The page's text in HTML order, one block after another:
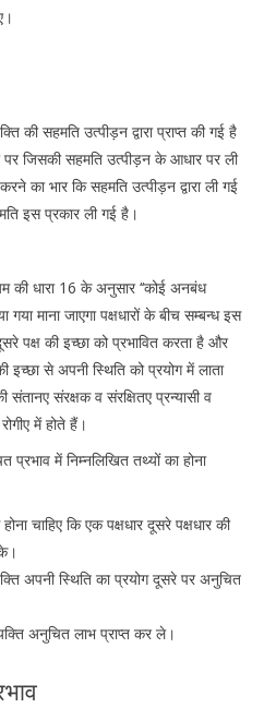
की सहमति उत्पीड़न द्वारा प्राप्त की गई है
जिसकी सहमति उत्पीड़न के आधार पर ली
का भार कि सहमति उत्पीड़न द्वारा ली गई
इस प्रकार ली गई है।
की धारा 16 के अनुसार ‘‘कोई अनबंध
गया माना जाएगा पक्षधारों के बीच सम्बन्ध इस
पक्ष की इच्छा को प्रभावित करता है और
इच्छा से अपनी स्थिति को प्रयोग में लाता
संतानए संरक्षक व संरक्षितए प्रन्यासी व
में होते हैं।
प्रभाव में निम्नलिखित तथ्यों का होना
चाहिए कि एक पक्षधार दूसरे पक्षधार की
अपनी स्थिति का प्रयोग दूसरे पर अनुचित
अनुचित लाभ प्राप्त कर ले।